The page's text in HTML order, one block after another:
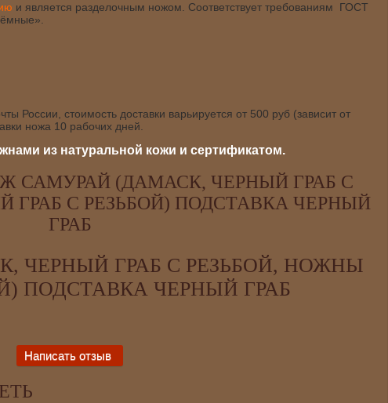
и является разделочным ножом. Соответствует требованиям ГОСТ
России, стоимость доставки варьируется от 500 руб (зависит от
ножа 10 рабочих дней.
из натуральной кожи и сертификатом.
САМУРАЙ (ДАМАСК, ЧЕРНЫЙ ГРАБ С
ГРАБ С РЕЗЬБОЙ) ПОДСТАВКА ЧЕРНЫЙ
ГРАБ
ЧЕРНЫЙ ГРАБ С РЕЗЬБОЙ, НОЖНЫ
ПОДСТАВКА ЧЕРНЫЙ ГРАБ